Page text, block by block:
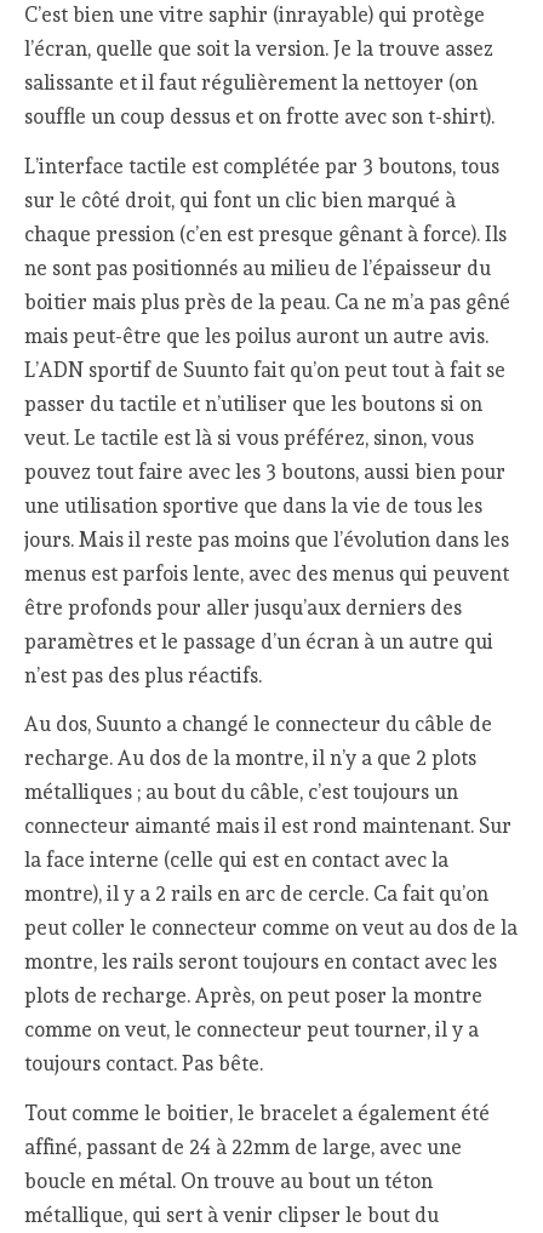
C’est bien une vitre saphir (inrayable) qui protège
l’écran, quelle que soit la version. Je la trouve assez
salissante et il faut régulièrement la nettoyer (on
souffle un coup dessus et on frotte avec son t-shirt).
L’interface tactile est complétée par 3 boutons, tous
sur le côté droit, qui font un clic bien marqué à
chaque pression (c’en est presque gênant à force). Ils
ne sont pas positionnés au milieu de l’épaisseur du
boitier mais plus près de la peau. Ca ne m’a pas gêné
mais peut-être que les poilus auront un autre avis.
L’ADN sportif de Suunto fait qu’on peut tout à fait se
passer du tactile et n’utiliser que les boutons si on
veut. Le tactile est là si vous préférez, sinon, vous
pouvez tout faire avec les 3 boutons, aussi bien pour
une utilisation sportive que dans la vie de tous les
jours. Mais il reste pas moins que l’évolution dans les
menus est parfois lente, avec des menus qui peuvent
être profonds pour aller jusqu’aux derniers des
paramètres et le passage d’un écran à un autre qui
n’est pas des plus réactifs.
Au dos, Suunto a changé le connecteur du câble de
recharge. Au dos de la montre, il n’y a que 2 plots
métalliques ; au bout du câble, c’est toujours un
connecteur aimanté mais il est rond maintenant. Sur
la face interne (celle qui est en contact avec la
montre), il y a 2 rails en arc de cercle. Ca fait qu’on
peut coller le connecteur comme on veut au dos de la
montre, les rails seront toujours en contact avec les
plots de recharge. Après, on peut poser la montre
comme on veut, le connecteur peut tourner, il y a
toujours contact. Pas bête.
Tout comme le boitier, le bracelet a également été
affiné, passant de 24 à 22mm de large, avec une
boucle en métal. On trouve au bout un téton
métallique, qui sert à venir clipser le bout du